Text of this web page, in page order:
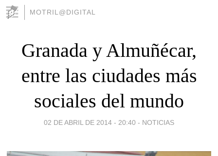
MOTRIL@DIGITAL
Granada y Almuñécar,
entre las ciudades más
sociales del mundo
02 DE ABRIL DE 2014 - 20:40 - NOTICIAS